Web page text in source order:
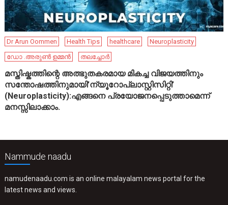
Dr Arun Oommen Health Tips healthcare
Neuroplasticity
ഡോ .അരുൺ ഉമ്മൻ
തലച്ചോർ
മസ്തിഷ്കത്തിന്റെ അത്ഭുതകരമായ മികച്ച വിജയത്തിനും
സന്തോഷത്തിനുമായി’ന്യൂറോപ്ലാസ്റ്റിസിറ്റി’
(Neuroplasticity):എങ്ങനെ പ്രയോജനപ്പെടുത്താമെന്ന്
മനസ്സിലാക്കാം.
Nammude naadu
namudenaadu.com is an online malayalam news portal for the
latest news and views.